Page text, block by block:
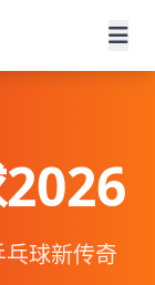
球新传奇